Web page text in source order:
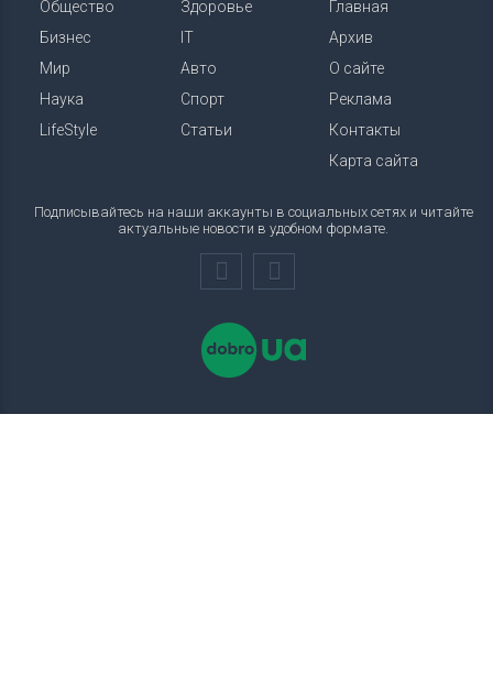
Общество
Бизнес
Мир
Наука
LifeStyle
Здоровье
IT
Авто
Спорт
Статьи
Главная
Архив
О сайте
Реклама
Контакты
Карта сайта
Подписывайтесь на наши аккаунты в социальных сетях и читайте
актуальные новости в удобном формате.